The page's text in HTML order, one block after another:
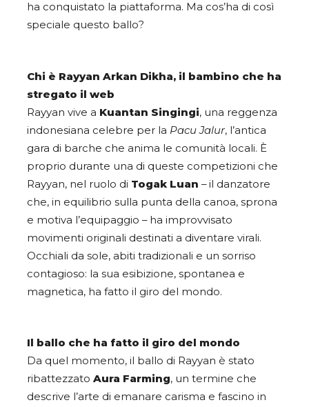
ha conquistato la piattaforma. Ma cos’ha di così
speciale questo ballo?
Chi è Rayyan Arkan Dikha, il bambino che ha
stregato il web
Rayyan vive a Kuantan Singingi, una reggenza
indonesiana celebre per la Pacu Jalur, l’antica
gara di barche che anima le comunità locali. È
proprio durante una di queste competizioni che
Rayyan, nel ruolo di Togak Luan – il danzatore
che, in equilibrio sulla punta della canoa, sprona
e motiva l’equipaggio – ha improvvisato
movimenti originali destinati a diventare virali.
Occhiali da sole, abiti tradizionali e un sorriso
contagioso: la sua esibizione, spontanea e
magnetica, ha fatto il giro del mondo.
Il ballo che ha fatto il giro del mondo
Da quel momento, il ballo di Rayyan è stato
ribattezzato Aura Farming, un termine che
descrive l’arte di emanare carisma e fascino in